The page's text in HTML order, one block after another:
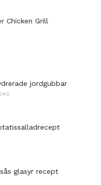
Chicken Grill
jordgubbar
glasyr recept